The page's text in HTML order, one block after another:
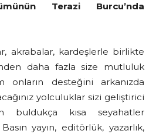
Terazi Burcu’nda
akrabalar, kardeşlerle birlikte
daha fazla size mutluluk
desteğini arkanızda
yolculuklar sizi geliştirici
buldukça kısa seyahatler
yayın, editörlük, yazarlık,